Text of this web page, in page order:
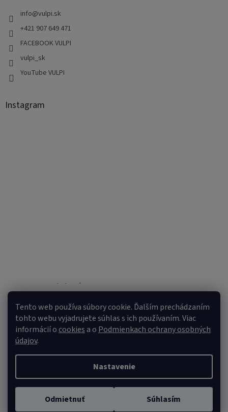
Tento web používa súbory cookie. Ďalším prechádzaním
tohto webu vyjadrujete súhlas s ich používaním. Viac
informácií ocookiesa o Podmienkach ochrany osobných
údajov.
Nastavenie
Odmietnuť Súhlasím
info@vulpi.sk
+421 907 649 471
FACEBOOK VULPI
vulpi_sk
YouTube VULPI
Instagram
Sledovať na Instagrame
Vytvoril Shoptet
Copyright 2026VULPI.SK . Všetky práva vyhradené.